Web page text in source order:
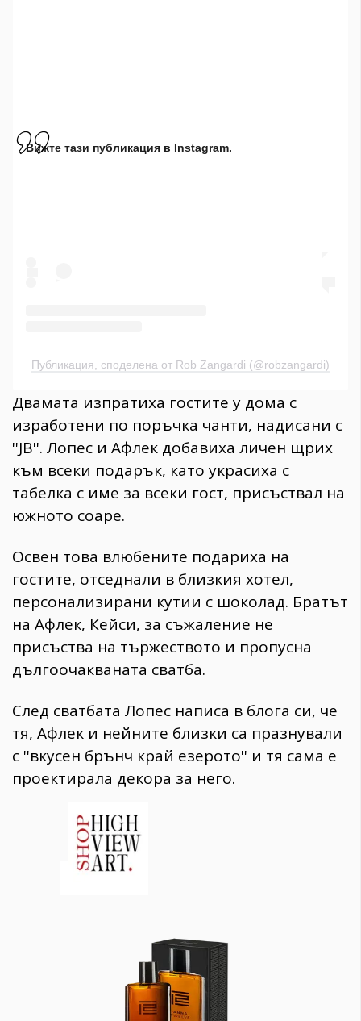
Вижте тази публикация в Instagram.
Публикация, споделена от Rob Zangardi (@robzangardi)
Двамата изпратиха гостите у дома с
изработени по поръчка чанти, надисани с
''JB''. Лопес и Афлек добавиха личен щрих
към всеки подарък, като украсиха с
табелка с име за всеки гост, присъствал на
южното соаре.
Освен това влюбените подариха на
гостите, отседнали в близкия хотел,
персонализирани кутии с шоколад. Братът
на Афлек, Кейси, за съжаление не
присъства на тържеството и пропусна
дългоочакваната сватба.
След сватбата Лопес написа в блога си, че
тя, Афлек и нейните близки са празнували
с ''вкусен брънч край езерото'' и тя сама е
проектирала декора за него.